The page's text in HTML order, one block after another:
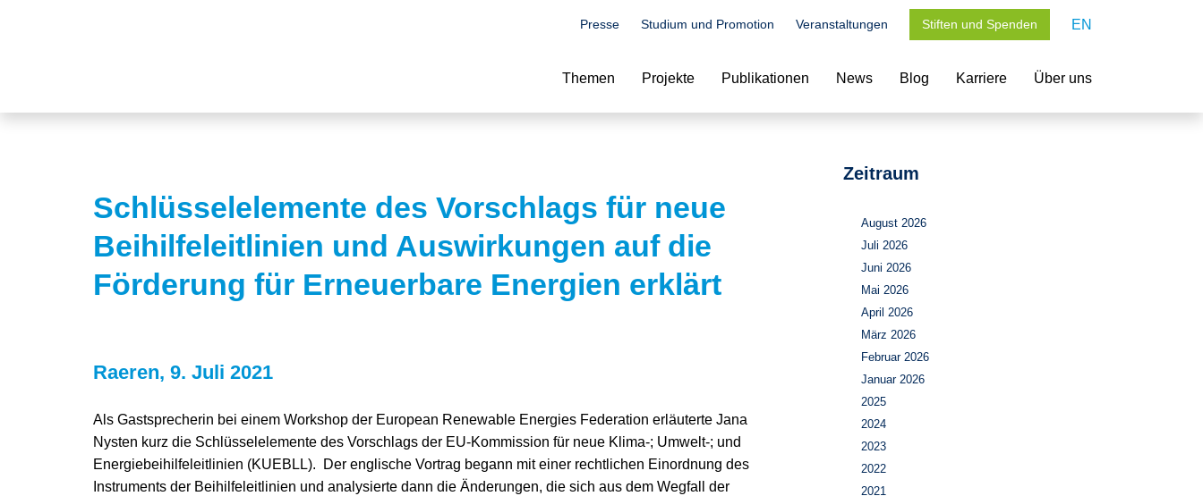
Presse Studium und Promotion Veranstaltungen Stiften und Spenden EN
Themen Projekte Publikationen News Blog Karriere Über uns
Schlüsselelemente des Vorschlags für neue
Beihilfeleitlinien und Auswirkungen auf die
Förderung für Erneuerbare Energien erklärt
Raeren, 9. Juli 2021
Als Gastsprecherin bei einem Workshop der European Renewable Energies Federation erläuterte Jana
Nysten kurz die Schlüsselelemente des Vorschlags der EU-Kommission für neue Klima-; Umwelt-; und
Energiebeihilfeleitlinien (KUEBLL). Der englische Vortrag begann mit einer rechtlichen Einordnung des
Instruments der Beihilfeleitlinien und analysierte dann die Änderungen, die sich aus dem Wegfall der
Zeitraum
August 2026
Juli 2026
Juni 2026
Mai 2026
April 2026
März 2026
Februar 2026
Januar 2026
2025
2024
2023
2022
2021